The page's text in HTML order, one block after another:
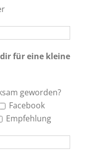
für eine kleine
geworden?
Facebook
Empfehlung